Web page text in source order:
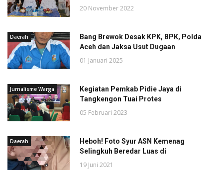
20 November 2022
Daerah
Bang Brewok Desak KPK, BPK, Polda
Aceh dan Jaksa Usut Dugaan
01 Januari 2025
Jurnalisme Warga
Kegiatan Pemkab Pidie Jaya di
Tangkengon Tuai Protes
05 Februari 2023
Daerah
Heboh! Foto Syur ASN Kemenag
Selingkuh Beredar Luas di
19 Juni 2021